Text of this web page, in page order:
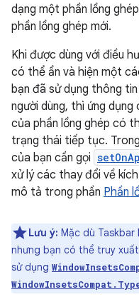
dạng một phần lồng
phần lồng ghép mới.
Khi được dùng với điều
có thể ẩn và hiện một
bạn đã sử dụng thông
người dùng, thì ứng
của phần lồng ghép có
trạng thái tiếp tục.
của bạn cần gọi
xử lý các thay đổi về
mô tả trong phần Phần
Lưu ý: Mặc dù
nhưng bạn có thể truy
sử dụng